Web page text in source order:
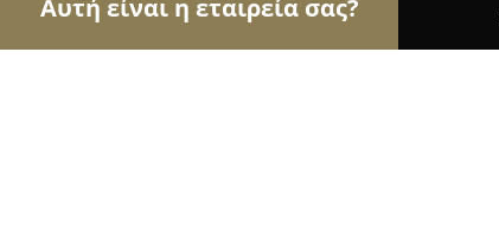
Αυτή είναι η εταιρεία σας?